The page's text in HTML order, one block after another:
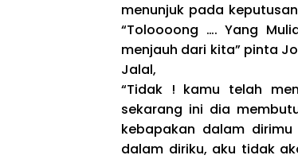
menunjuk pada
“Toloooong …. Yang
menjauh dari kita” pinta
Jalal,
“Tidak ! kamu telah
sekarang ini dia
kebapakan dalam
dalam diriku, aku tidak